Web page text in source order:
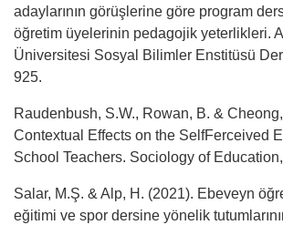
adaylarının görüşlerine göre program
öğretim üyelerinin pedagojik yeterlikleri.
Üniversitesi Sosyal Bilimler Enstitüsü
925.
Raudenbush, S.W., Rowan, B. &
Contextual Effects on the SelfFerceived
School Teachers. Sociology of
Salar, M.Ş. & Alp, H. (2021). Ebeveyn
eğitimi ve spor dersine yönelik